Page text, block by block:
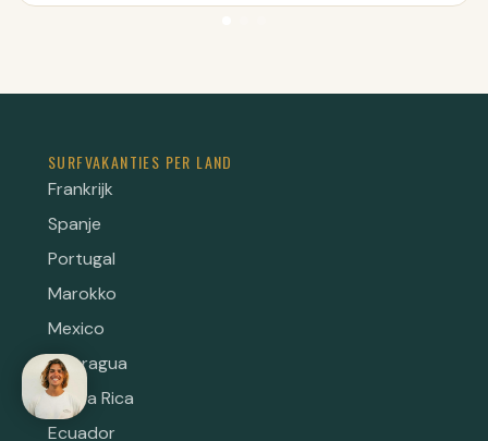
SURFVAKANTIES PER LAND
Frankrijk
Spanje
Portugal
Marokko
Mexico
Nicaragua
Costa Rica
Ecuador